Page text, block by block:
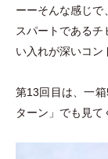
ーーそんな感じで
スパートである
い入れが深いコン
第13回目は、一
ターン 」 でも見て